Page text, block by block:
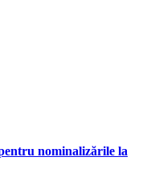
nominalizările la